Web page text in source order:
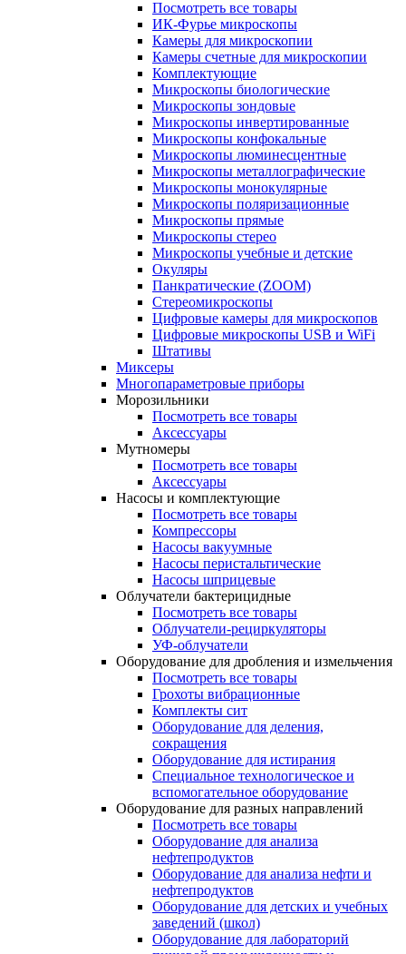
Посмотреть все товары
ИК-Фурье микроскопы
Камеры для микроскопии
Камеры счетные для микроскопии
Комплектующие
Микроскопы биологические
Микроскопы зондовые
Микроскопы инвертированные
Микроскопы конфокальные
Микроскопы люминесцентные
Микроскопы металлографические
Микроскопы монокулярные
Микроскопы поляризационные
Микроскопы прямые
Микроскопы стерео
Микроскопы учебные и детские
Окуляры
Панкратические (ZOOM)
Стереомикроскопы
Цифровые камеры для микроскопов
Цифровые микроскопы USB и WiFi
Штативы
Миксеры
Многопараметровые приборы
Морозильники
Посмотреть все товары
Аксессуары
Мутномеры
Посмотреть все товары
Аксессуары
Насосы и комплектующие
Посмотреть все товары
Компрессоры
Насосы вакуумные
Насосы перистальтические
Насосы шприцевые
Облучатели бактерицидные
Посмотреть все товары
Облучатели-рециркуляторы
УФ-облучатели
Оборудование для дробления и измельчения
Посмотреть все товары
Грохоты вибрационные
Комплекты сит
Оборудование для деления,
сокращения
Оборудование для истирания
Специальное технологическое и
вспомогательное оборудование
Оборудование для разных направлений
Посмотреть все товары
Оборудование для анализа
нефтепродуктов
Оборудование для анализа нефти и
нефтепродуктов
Оборудование для детских и учебных
заведений (школ)
Оборудование для лабораторий